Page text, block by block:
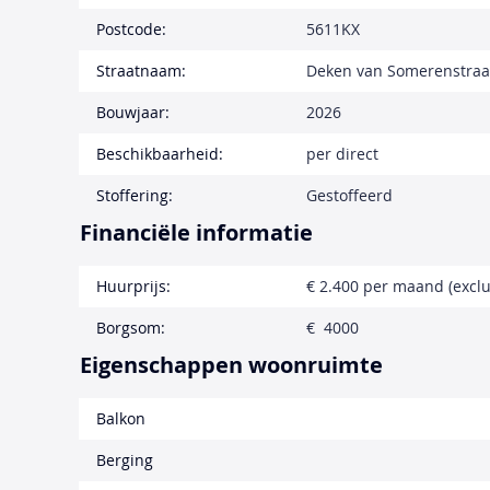
Postcode:
5611KX
Straatnaam:
Deken van
Bouwjaar:
2026
Beschikbaarheid:
per direct
Stoffering:
Gestoffeerd
Financiële informatie
Huurprijs:
€ 2.400 per maand
Borgsom:
€ 4000
Eigenschappen woonruimte
Balkon
Berging